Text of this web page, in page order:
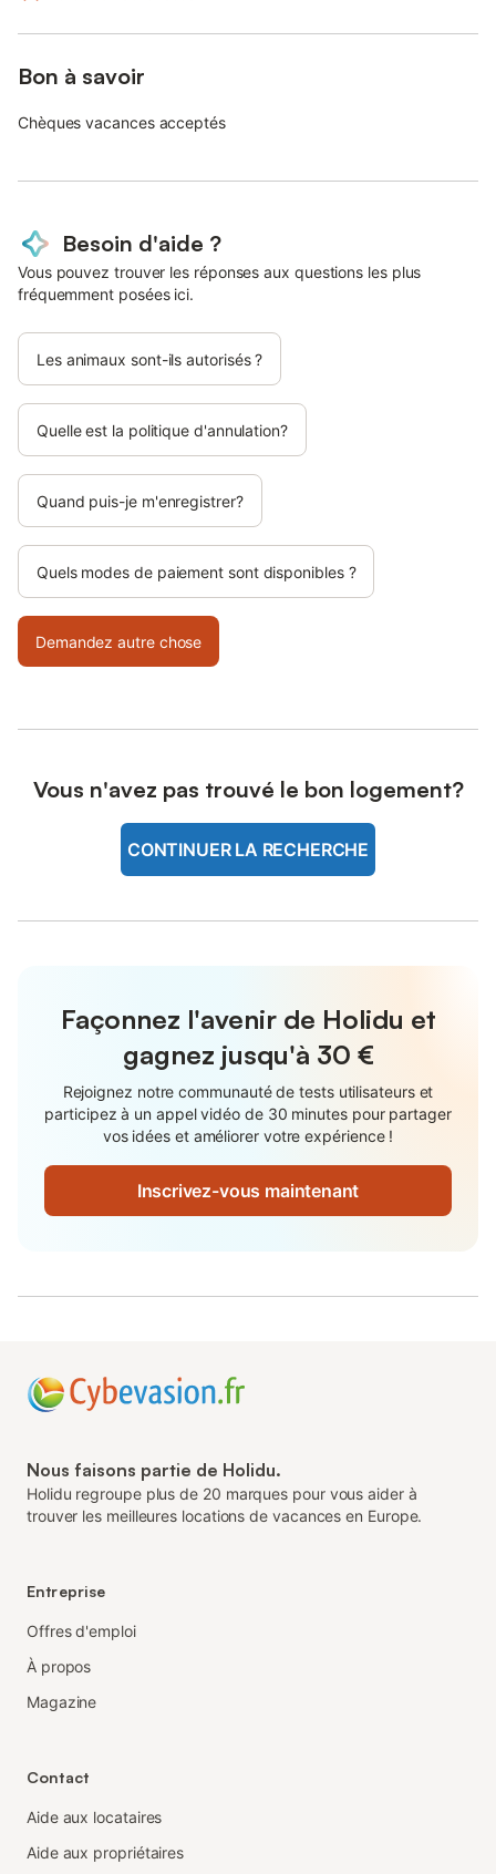
Bon à savoir
Chèques vacances acceptés
Besoin d'aide ?
Vous pouvez trouver les réponses aux questions les plus
fréquemment posées ici.
Les animaux sont-ils autorisés ?
Quelle est la politique d'annulation?
Quand puis-je m'enregistrer?
Quels modes de paiement sont disponibles ?
Demandez autre chose
Vous n'avez pas trouvé le bon logement?
CONTINUER LA RECHERCHE
Façonnez l'avenir de Holidu et
gagnez jusqu'à 30 €
Rejoignez notre communauté de tests utilisateurs et
participez à un appel vidéo de 30 minutes pour partager
vos idées et améliorer votre expérience !
Inscrivez-vous maintenant
Nous faisons partie de Holidu.
Holidu regroupe plus de 20 marques pour vous aider à
trouver les meilleures locations de vacances en Europe.
Entreprise
Offres d'emploi
À propos
Magazine
Contact
Aide aux locataires
Aide aux propriétaires